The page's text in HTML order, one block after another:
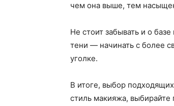
чем она выше, тем
Не стоит забывать и о
тени — начинать с более
уголке.
В итоге, выбор
стиль макияжа, выбирайте